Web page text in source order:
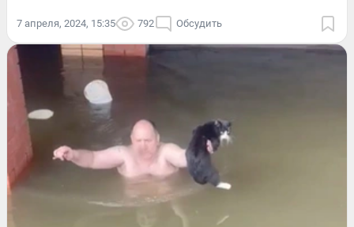
7 апреля, 2024, 15:35 792 Обсудить